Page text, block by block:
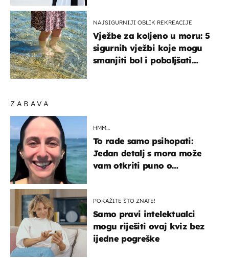
ZABAVA
HMM…
To rade samo psihopati:
Jedan detalj s mora može
vam otkriti puno o
POKAŽITE ŠTO ZNATE!
Samo pravi intelektualci
mogu riješiti ovaj kviz bez
ijedne pogreške
NAJSIGURNIJI OBLIK REKREACIJE
Vježbe za koljeno u moru: 5
sigurnih vježbi koje mogu
smanjiti bol i poboljšati